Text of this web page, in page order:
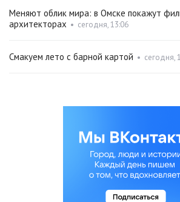
Меняют облик мира: в Омске покажут
архитекторах • сегодня, 13:06
Смакуем лето с барной картой • сегодня,